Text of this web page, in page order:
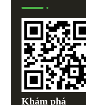
Khám phá